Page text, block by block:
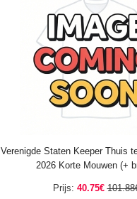
Verenigde Staten Keeper Thuis
2026 Korte Mouwen (+
Prijs: 40.75€